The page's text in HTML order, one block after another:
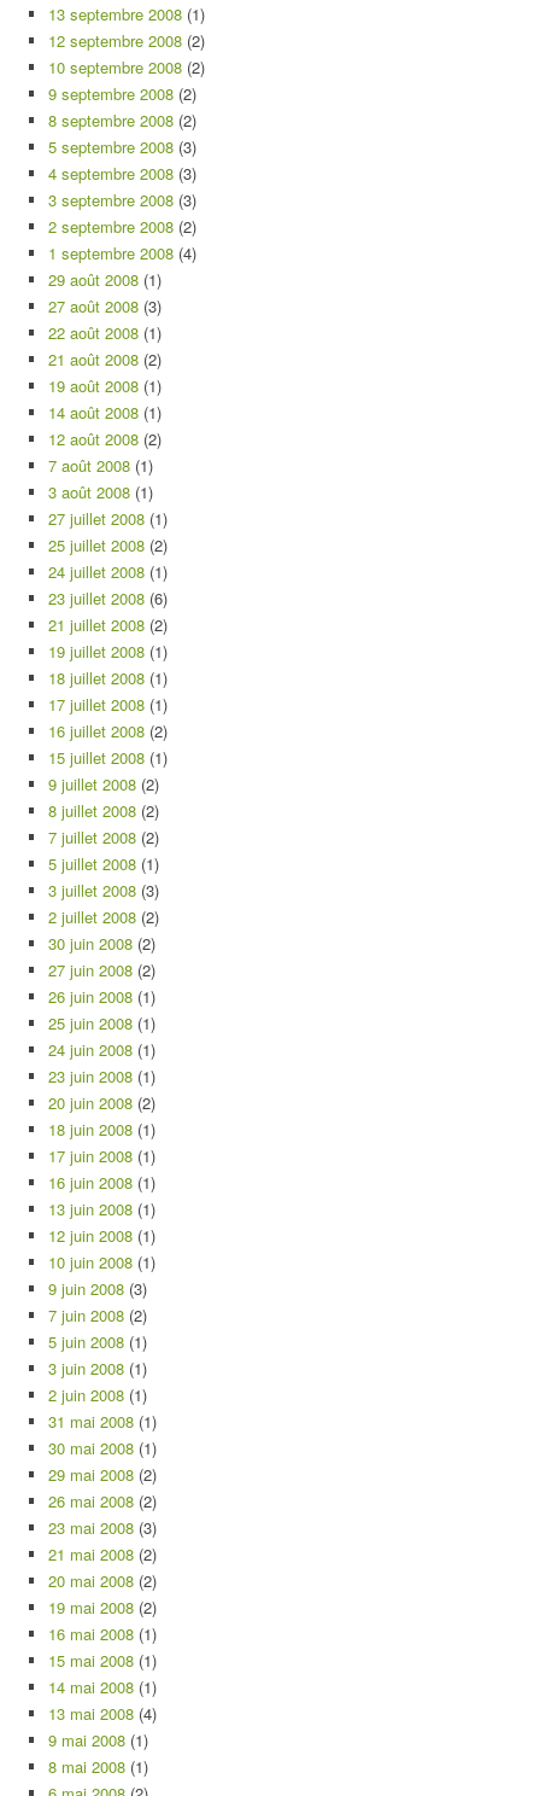
13 septembre 2008 (1)
12 septembre 2008 (2)
10 septembre 2008 (2)
9 septembre 2008 (2)
8 septembre 2008 (2)
5 septembre 2008 (3)
4 septembre 2008 (3)
3 septembre 2008 (3)
2 septembre 2008 (2)
1 septembre 2008 (4)
29 août 2008 (1)
27 août 2008 (3)
22 août 2008 (1)
21 août 2008 (2)
19 août 2008 (1)
14 août 2008 (1)
12 août 2008 (2)
7 août 2008 (1)
3 août 2008 (1)
27 juillet 2008 (1)
25 juillet 2008 (2)
24 juillet 2008 (1)
23 juillet 2008 (6)
21 juillet 2008 (2)
19 juillet 2008 (1)
18 juillet 2008 (1)
17 juillet 2008 (1)
16 juillet 2008 (2)
15 juillet 2008 (1)
9 juillet 2008 (2)
8 juillet 2008 (2)
7 juillet 2008 (2)
5 juillet 2008 (1)
3 juillet 2008 (3)
2 juillet 2008 (2)
30 juin 2008 (2)
27 juin 2008 (2)
26 juin 2008 (1)
25 juin 2008 (1)
24 juin 2008 (1)
23 juin 2008 (1)
20 juin 2008 (2)
18 juin 2008 (1)
17 juin 2008 (1)
16 juin 2008 (1)
13 juin 2008 (1)
12 juin 2008 (1)
10 juin 2008 (1)
9 juin 2008 (3)
7 juin 2008 (2)
5 juin 2008 (1)
3 juin 2008 (1)
2 juin 2008 (1)
31 mai 2008 (1)
30 mai 2008 (1)
29 mai 2008 (2)
26 mai 2008 (2)
23 mai 2008 (3)
21 mai 2008 (2)
20 mai 2008 (2)
19 mai 2008 (2)
16 mai 2008 (1)
15 mai 2008 (1)
14 mai 2008 (1)
13 mai 2008 (4)
9 mai 2008 (1)
8 mai 2008 (1)